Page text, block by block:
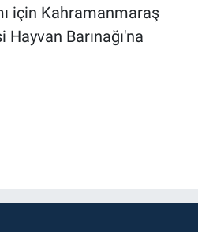
için Kahramanmaraş
Barınağı'na